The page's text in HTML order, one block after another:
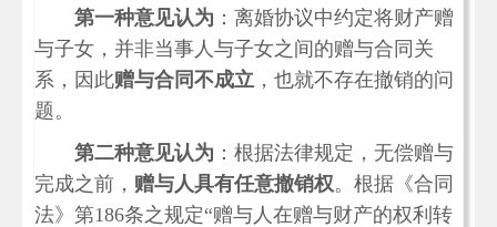
第一种意见认为 ：离婚协议中约定将财产赠
与子女，并非当事人与子女之间的赠与合同关
系，因此赠与合同不成立 ，也就不存在撤销的问
题。
第二种意见认为 ：根据法律规定，无偿赠与
完成之前， 赠与人具有任意撤销权。根据《合同
法》第186条之规定“赠与人在赠与财产的权利转